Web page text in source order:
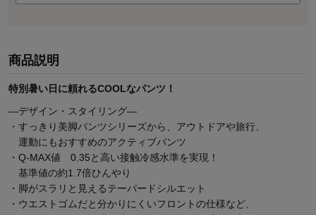
商品説明
特別暑い日に頼れるCOOLなパンツ！
―デザイン・スタイリング―
・すっきり美脚パンツシリーズから、アウトドアや旅行、
運動にもおすすめのアクティブパンツ
・Q-MAX値 0.35と高い接触冷感水準を実現！
基準値の約1.7倍ひんやり
・脚がスラリと見えるテーパードシルエット
・ウエストゴムだと分かりにくいフロントの仕様など、